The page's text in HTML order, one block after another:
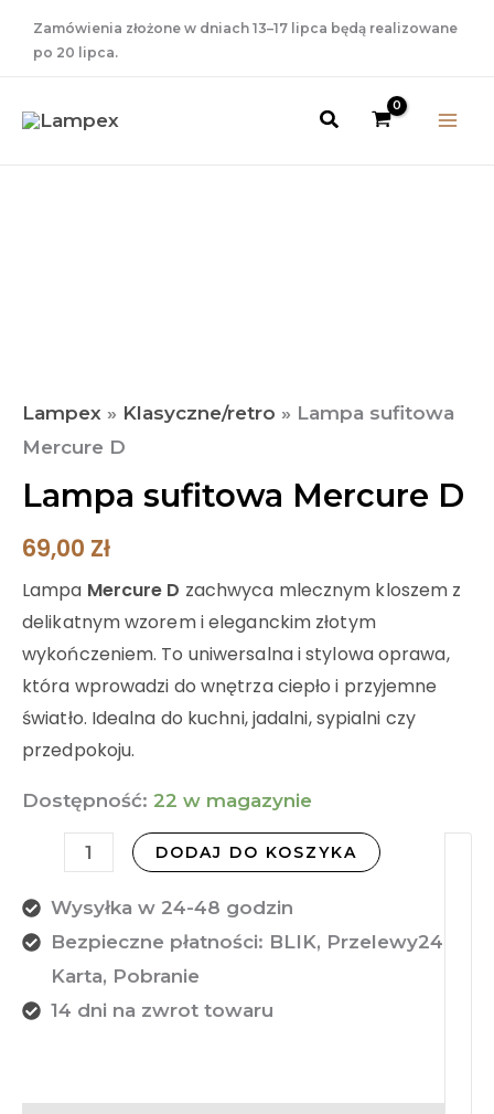
Zamówienia złożone w dniach 13–17 lipca będą realizowane
po 20 lipca.
Szukaj
Lampex » Klasyczne/retro » Lampa sufitowa
Mercure D
Lampa sufitowa Mercure D
69,00 Zł
Lampa Mercure D zachwyca mlecznym kloszem z
delikatnym wzorem i eleganckim złotym
wykończeniem. To uniwersalna i stylowa oprawa,
która wprowadzi do wnętrza ciepło i przyjemne
światło. Idealna do kuchni, jadalni, sypialni czy
przedpokoju.
Dostępność: 22 w magazynie
DODAJ DO KOSZYKA
Wysyłka w 24-48 godzin
Bezpieczne płatności: BLIK, Przelewy24,
Karta, Pobranie
14 dni na zwrot towaru